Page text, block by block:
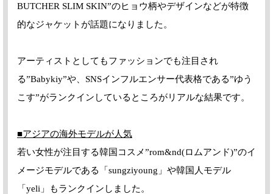
BUTCHER SLIM SKIN”のヒョウ柄やデザインなどが特徴
的なジャケットが話題になりました。
アーティストとしてもファッションでも注目され
る”Babykiy”や、SNSインフルエンサー代表格である”ゆう
こす”がランクインしているところがリアルな結果です。
■アジアの海外モデルが人気
若い女性が注目する韓国コスメ”rom&nd(ロムアンド)”のイ
メージモデルである「sungziyoung」や韓国人モデル
「yeli」もランクインしました。